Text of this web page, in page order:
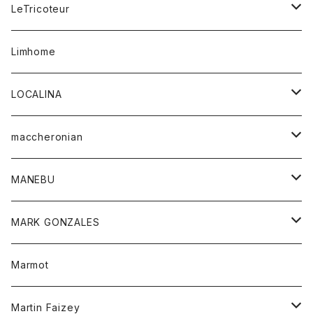
バンダナ
タンクトップ
Tシャツ
セーター
チュニック
コート
シャツ
ワンピース
Tシャツ
ボトム
スカート
パンツ
レディース
アウター
カットソー
トップス
シャツ
LeTricoteur
カーディガン
Limhome
LOCALINA
ロングスリーブテーシャツ
maccheronian
靴
MANEBU
靴
MARK GONZALES
トップス
Tシャツ
Marmot
Martin Faizey